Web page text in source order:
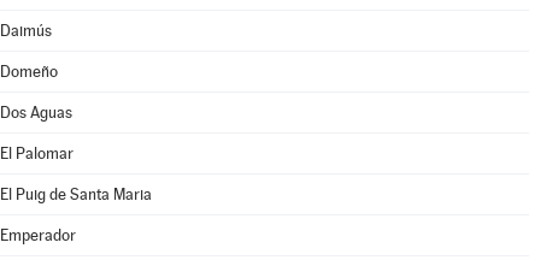
Daimús
Domeño
Dos Aguas
El Palomar
El Puig de Santa Maria
Emperador